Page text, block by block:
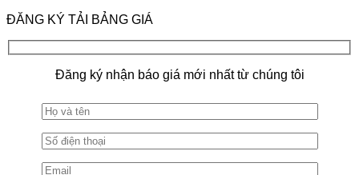
ĐĂNG KÝ TẢI BẢNG GIÁ
Đăng ký nhận báo giá mới nhất từ chúng tôi